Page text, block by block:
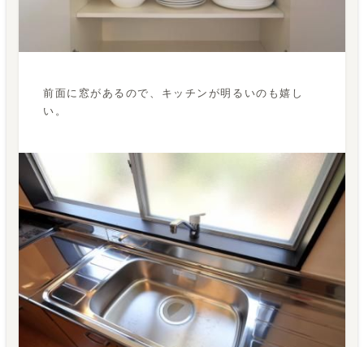
前面に窓があるので、キッチンが明るいのも嬉し
い。